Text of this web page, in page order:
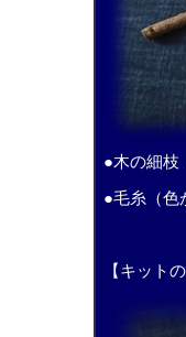
●木の細枝
●毛糸（色
【キット